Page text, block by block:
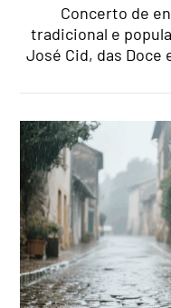
Concerto de
tradicional e
José Cid, das